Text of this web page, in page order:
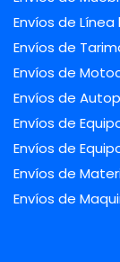
Envíos de
Envíos de
Envíos de
Envíos de
Envíos de
Envíos de
Envíos de
Envíos de